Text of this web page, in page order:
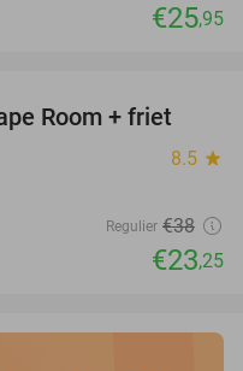
€25,95
39%
Room + friet
8.5 star
Regulier €38
€23,25